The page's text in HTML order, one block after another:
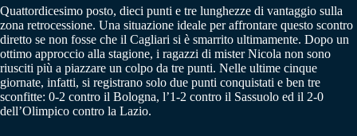
Quattordicesimo posto, dieci punti e tre lunghezze di vantaggio sulla
zona retrocessione. Una situazione ideale per affrontare questo scontro
diretto se non fosse che il Cagliari si è smarrito ultimamente. Dopo un
ottimo approccio alla stagione, i ragazzi di mister Nicola non sono
riusciti più a piazzare un colpo da tre punti. Nelle ultime cinque
giornate, infatti, si registrano solo due punti conquistati e ben tre
sconfitte: 0-2 contro il Bologna, l’1-2 contro il Sassuolo ed il 2-0
dell’Olimpico contro la Lazio.